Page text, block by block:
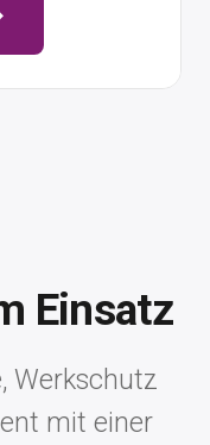
Einsatz
Werkschutz
mit einer